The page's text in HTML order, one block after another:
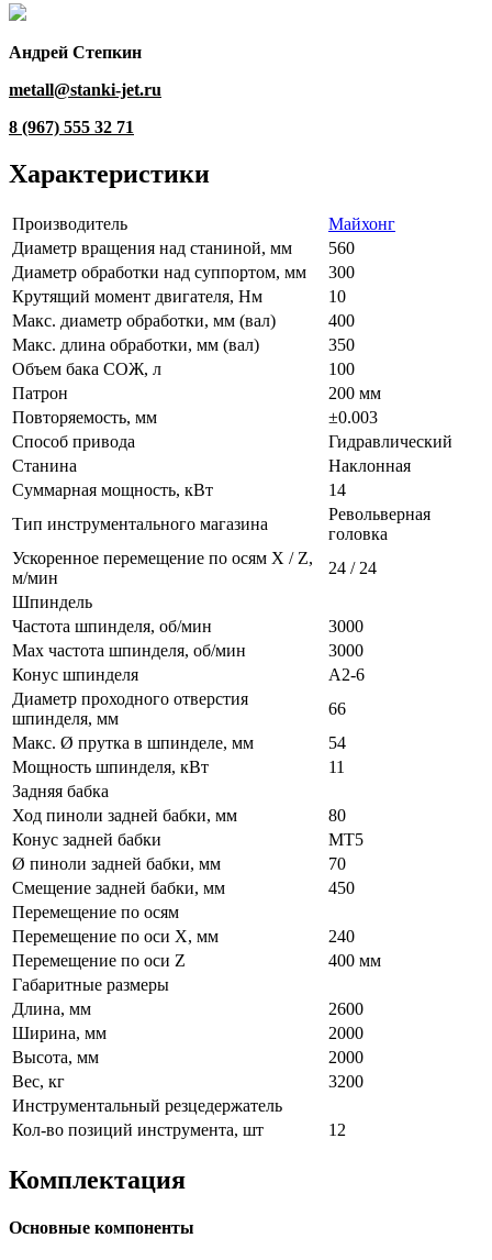
Андрей Степкин
metall@stanki-jet.ru
8 (967) 555 32 71
Характеристики
Производитель
Майхонг
Диаметр вращения над станиной, мм
560
Диаметр обработки над суппортом, мм
300
Крутящий момент двигателя, Нм
10
Макс. диаметр обработки, мм (вал)
400
Макс. длина обработки, мм (вал)
350
Объем бака СОЖ, л
100
Патрон
200 мм
Повторяемость, мм
±0.003
Способ привода
Гидравлический
Станина
Наклонная
Суммарная мощность, кВт
14
Тип инструментального магазина
Револьверная
головка
Ускоренное перемещение по осям X / Z,
м/мин
24 / 24
Шпиндель
Частота шпинделя, об/мин
3000
Max частота шпинделя, об/мин
3000
Конус шпинделя
A2-6
Диаметр проходного отверстия
шпинделя, мм
66
Макс. Ø прутка в шпинделе, мм
54
Мощность шпинделя, кВт
11
Задняя бабка
Ход пиноли задней бабки, мм
80
Конус задней бабки
МТ5
Ø пиноли задней бабки, мм
70
Смещение задней бабки, мм
450
Перемещение по осям
Перемещение по оси X, мм
240
Перемещение по оси Z
400 мм
Габаритные размеры
Длина, мм
2600
Ширина, мм
2000
Высота, мм
2000
Вес, кг
3200
Инструментальный резцедержатель
Кол-во позиций инструмента, шт
12
Комплектация
Основные компоненты